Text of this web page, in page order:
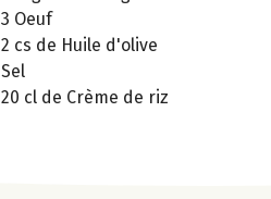
3 Oeuf
2 cs de Huile d'olive
Sel
20 cl de Crème de riz